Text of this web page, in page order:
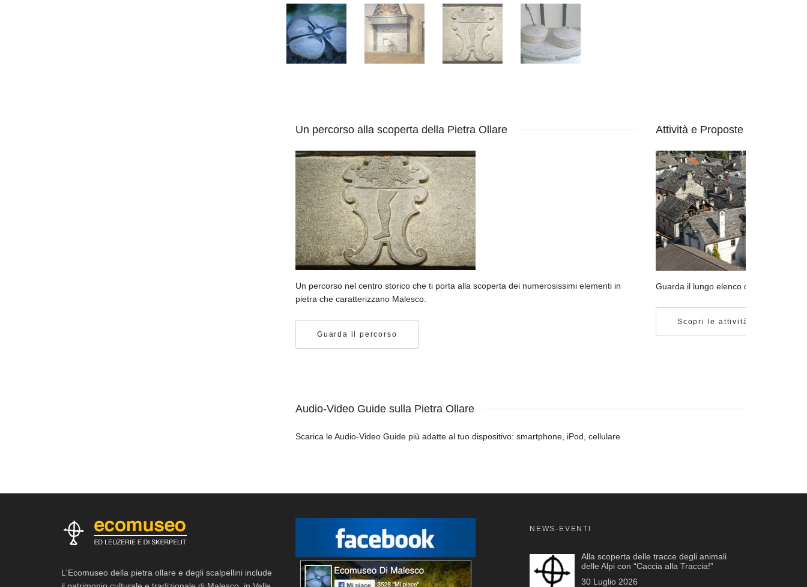
Un percorso alla scoperta della Pietra Ollare
Un percorso nel centro storico che ti porta alla scoperta dei numerosissimi elementi in
pietra che caratterizzano Malesco.
Guarda il percorso
Attività e Proposte
Guarda il lungo elenco di attività e
Scopri le attività
Audio-Video Guide sulla Pietra Ollare
Scarica le Audio-Video Guide più adatte al tuo dispositivo: smartphone, iPod, cellulare
L'Ecomuseo della pietra ollare e degli scalpellini include
NEWS-EVENTI
Alla scoperta delle tracce degli animali
delle Alpi con “Caccia alla Traccia!”
30 Luglio 2026